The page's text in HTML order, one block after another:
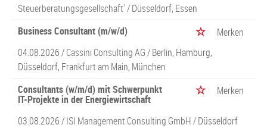
Steuerberatungsgesellschaft'/ Düsseldorf, Essen
Business Consultant (m/w/d)
Merken
04.08.2026 /Cassini Consulting AG/ Berlin, Hamburg,
Düsseldorf, Frankfurt am Main, München
Consultants (w/m/d) mit Schwerpunkt
IT-Projekte in der Energiewirtschaft
Merken
03.08.2026 /ISI Management Consulting GmbH/ Düsseldorf